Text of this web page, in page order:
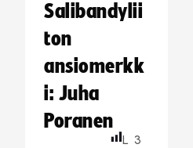
Salibandylii
ton
ansiomerkk
i: Juha
Poranen
L 3